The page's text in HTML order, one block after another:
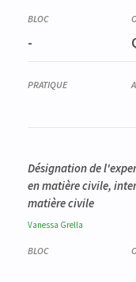
-
Désignation de
en matière civile,
matière civile
Vanessa Grella